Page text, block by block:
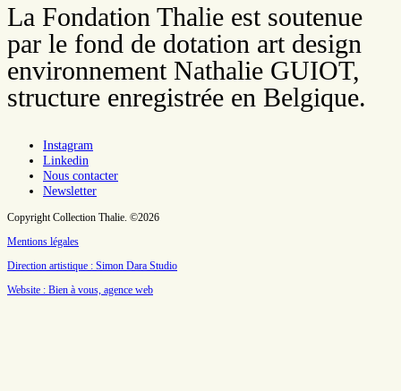
La Fondation Thalie est soutenue
par le fond de dotation art design
environnement Nathalie GUIOT,
structure enregistrée en Belgique.
Instagram
Linkedin
Nous contacter
Newsletter
Copyright Collection Thalie. ©2026
Mentions légales
Direction artistique : Simon Dara Studio
Website : Bien à vous, agence web